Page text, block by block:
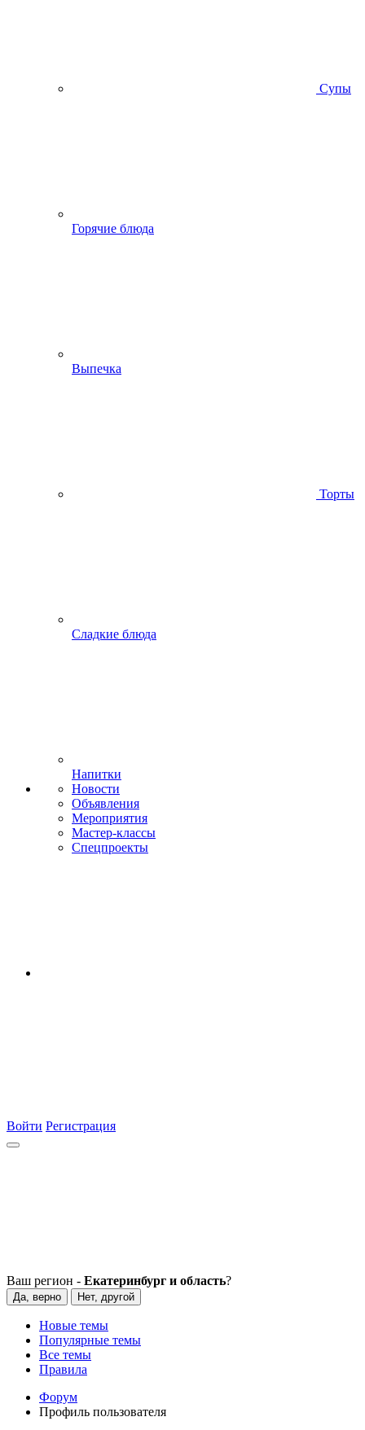
Супы
Горячие блюда
Выпечка
Торты
Сладкие блюда
Напитки
Новости
Объявления
Мероприятия
Мастер-классы
Спецпроекты
Войти Регистрация
Ваш регион - Екатеринбург и область?
Да, верно Нет, другой
Новые темы
Популярные темы
Все темы
Правила
Форум
Профиль пользователя